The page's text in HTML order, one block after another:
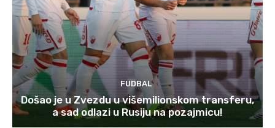
FUDBAL
Došao je u Zvezdu u višemilionskom transferu,
a sad odlazi u Rusiju na pozajmicu!